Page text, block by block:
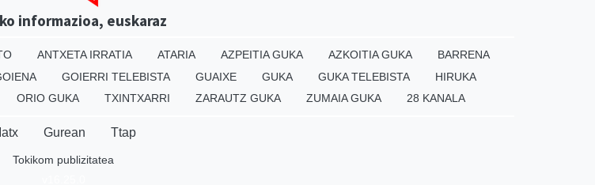
informazioa, euskaraz
ANTXETA IRRATIA ATARIA AZPEITIA GUKA AZKOITIA GUKA
BARRENA
GOIERRI TELEBISTA GUAIXE GUKA GUKA TELEBISTA
HIRUKA
ORIO GUKA TXINTXARRI ZARAUTZ GUKA ZUMAIA GUKA 28 KANALA
Gurean Ttap
Tokikom publizitatea